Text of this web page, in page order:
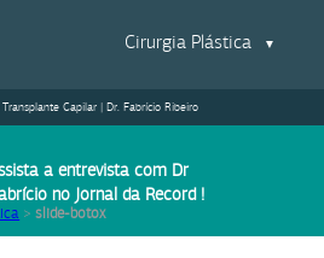
Cirurgia Plástica ▼
Capilar | Dr. Fabrício Ribeiro
a entrevista com Dr
no Jornal da Record !
>slide-botox